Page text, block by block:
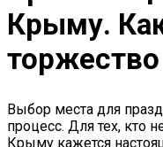
Крыму.
торжество
Выбор места для
процесс. Для тех, кто
Крыму кажется